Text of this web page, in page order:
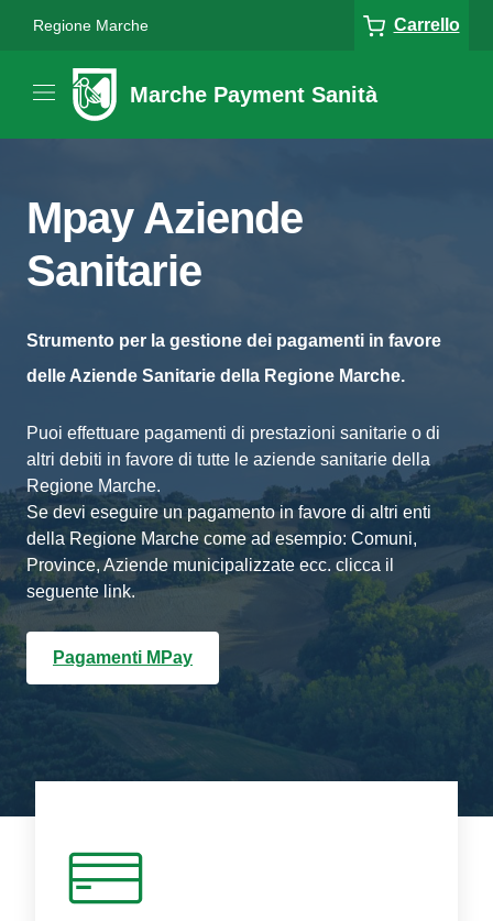
Regione Marche Carrello
Marche Payment Sanità
Mpay Aziende
Sanitarie
Strumento per la gestione dei pagamenti in favore
delle Aziende Sanitarie della Regione Marche.
Puoi effettuare pagamenti di prestazioni sanitarie o di
altri debiti in favore di tutte le aziende sanitarie della
Regione Marche.
Se devi eseguire un pagamento in favore di altri enti
della Regione Marche come ad esempio: Comuni,
Province, Aziende municipalizzate ecc. clicca il
seguente link.
Pagamenti MPay